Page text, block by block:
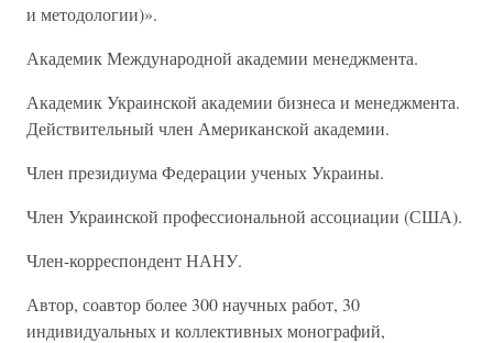
и методологии)».
Академик Международной академии менеджмента.
Академик Украинской академии бизнеса и менеджмента.
Действительный член Американской академии.
Член президиума Федерации ученых Украины.
Член Украинской профессиональной ассоциации (США).
Член-корреспондент НАНУ.
Автор, соавтор более 300 научных работ, 30
индивидуальных и коллективных монографий,